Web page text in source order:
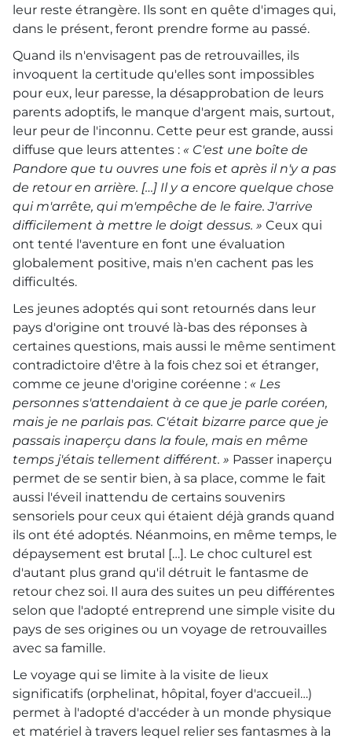
leur reste étrangère. Ils sont en quête d'images qui,
dans le présent, feront prendre forme au passé.
Quand ils n'envisagent pas de retrouvailles, ils
invoquent la certitude qu'elles sont impossibles
pour eux, leur paresse, la désapprobation de leurs
parents adoptifs, le manque d'argent mais, surtout,
leur peur de l'inconnu. Cette peur est grande, aussi
diffuse que leurs attentes : « C'est une boîte de
Pandore que tu ouvres une fois et après il n'y a pas
de retour en arrière. […] Il y a encore quelque chose
qui m'arrête, qui m'empêche de le faire. J'arrive
difficilement à mettre le doigt dessus. » Ceux qui
ont tenté l'aventure en font une évaluation
globalement positive, mais n'en cachent pas les
difficultés.
Les jeunes adoptés qui sont retournés dans leur
pays d'origine ont trouvé là-bas des réponses à
certaines questions, mais aussi le même sentiment
contradictoire d'être à la fois chez soi et étranger,
comme ce jeune d'origine coréenne : « Les
personnes s'attendaient à ce que je parle coréen,
mais je ne parlais pas. C'était bizarre parce que je
passais inaperçu dans la foule, mais en même
temps j'étais tellement différent. » Passer inaperçu
permet de se sentir bien, à sa place, comme le fait
aussi l'éveil inattendu de certains souvenirs
sensoriels pour ceux qui étaient déjà grands quand
ils ont été adoptés. Néanmoins, en même temps, le
dépaysement est brutal […]. Le choc culturel est
d'autant plus grand qu'il détruit le fantasme de
retour chez soi. Il aura des suites un peu différentes
selon que l'adopté entreprend une simple visite du
pays de ses origines ou un voyage de retrouvailles
avec sa famille.
Le voyage qui se limite à la visite de lieux
significatifs (orphelinat, hôpital, foyer d'accueil…)
permet à l'adopté d'accéder à un monde physique
et matériel à travers lequel relier ses fantasmes à la